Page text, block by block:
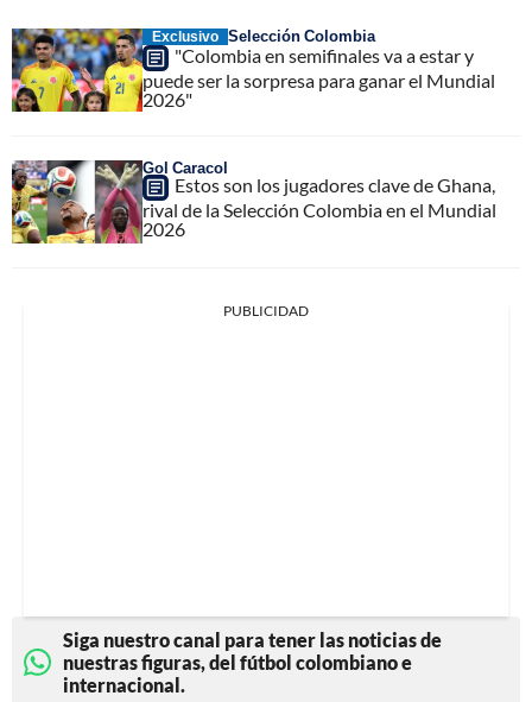
Exclusivo Selección Colombia
"Colombia en semifinales va a estar y
puede ser la sorpresa para ganar el Mundial
2026"
Gol Caracol
Estos son los jugadores clave de Ghana,
rival de la Selección Colombia en el Mundial
2026
PUBLICIDAD
Siga nuestro canal para tener las noticias de
nuestras figuras, del fútbol colombiano e
internacional.